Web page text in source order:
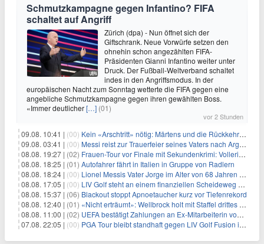
Schmutzkampagne gegen Infantino? FIFA
schaltet auf Angriff
Zürich (dpa) - Nun öffnet sich der
Giftschrank. Neue Vorwürfe setzen den
ohnehin schon angezählten FIFA-
Präsidenten Gianni Infantino weiter unter
Druck. Der Fußball-Weltverband schaltet
indes in den Angriffsmodus. In der
europäischen Nacht zum Sonntag wetterte die FIFA gegen eine
angebliche Schmutzkampagne gegen ihren gewählten Boss.
«Immer deutlicher[…] (01)
vor 2 Stunden
09.08. 10:41 | (00) Kein «Arschtritt» nötig: Märtens und die Rückkehr nach Paris
09.08. 03:41 | (00) Messi reist zur Trauerfeier seines Vaters nach Argentinien
08.08. 19:27 | (02) Frauen-Tour vor Finale mit Sekundenkrimi: Vollering in Gelb
08.08. 18:25 | (01) Autofahrer fährt in Italien in Gruppe von Radlern
08.08. 18:24 | (00) Lionel Messis Vater Jorge im Alter von 68 Jahren gestorben
08.08. 17:05 | (00) LIV Golf steht an einem finanziellen Scheideweg auf der Suche nach neuen Investitionen
08.08. 15:37 | (06) Blackout stoppt Apnoetaucher kurz vor Tiefenrekord
08.08. 12:40 | (01) «Nicht erträumt»: Wellbrock holt mit Staffel drittes EM-Gold
08.08. 11:00 | (02) UEFA bestätigt Zahlungen an Ex-Mitarbeiterin von Infantino
07.08. 22:05 | (00) PGA Tour bleibt standhaft gegen LIV Golf Fusion in einem sich wandelnden Sportumfeld